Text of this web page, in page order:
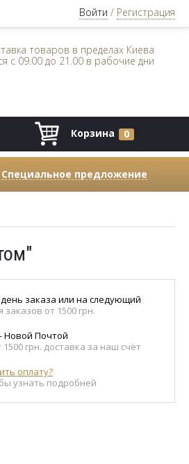
Войти / Регистрация
товаров в пределах Киева
с 09.00 до 21.00 в рабочие дни
Корзина 0
Специальное предложение
заказа или на следующий
заказов от 1500 грн.
Почтой
грн. доставка за наш счёт
оплату?
узнать подробней